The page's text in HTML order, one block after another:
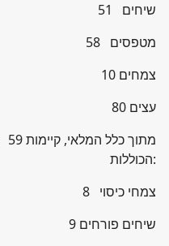
51 שיחים
58 מטפסים
10 צמחים
80 עצים
הכוללות:
8 צמחי כיסוי
9 שיחים פורחים